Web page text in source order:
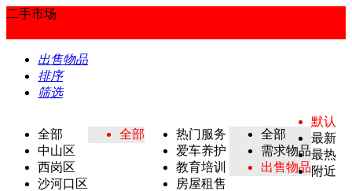
二手市场
出售物品
排序
筛选
全部
中山区
西岗区
沙河口区
全部
热门服务
爱车养护
教育培训
房屋租售
全部
需求物品
出售物品
默认
最新
最热
附近